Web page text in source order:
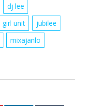
dj lee
girl unit
jubilee
mixajanlo